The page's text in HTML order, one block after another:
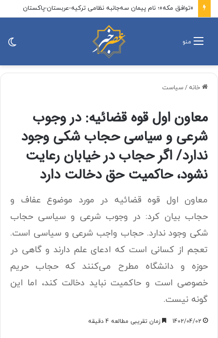
«توافق مکه»؛ نام پیمان سه‌جانبه نظامی ترکیه-عربستان-پاکستان
منو
خانه /سیاست
معاون اول قوه قضائیه: در وجوب
شرعی و سیاسی حجاب شکی وجود
ندارد/ اگر حجاب در خیابان رعایت
نشود، حاکمیت حق دخالت دارد
معاون اول قوه قضائیه در مورد موضوع عفاف و
حجاب بیان کرد: در وجوب شرعی و سیاسی حجاب
شکی وجود ندارد. حجاب واجب شرعی و سیاسی است.
تعجم از کسانی است که ادعای علم دارند و گاهی در
حوزه و دانشگاه مطرح می‌کنند که حجاب حریم
خصوصی است و حاکمیت نباید دخالت کند، اما این
گونه نیست.
1402/04/02 زمان تقریبی مطالعه 4 دقیقه